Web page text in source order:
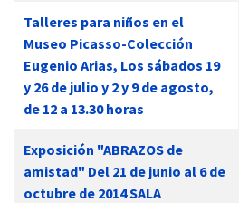
Talleres para niños en el
Museo Picasso-Colección
Eugenio Arias, Los sábados 19
y 26 de julio y 2 y 9 de agosto,
de 12 a 13.30 horas
Exposición "ABRAZOS de
amistad" Del 21 de junio al 6 de
octubre de 2014 SALA